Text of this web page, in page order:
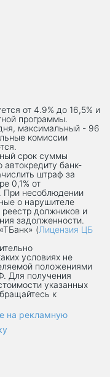
от 4.9% до 16,5% и
программы.
максимальный - 96
комиссии
срок суммы
банк-
штраф за
0,1% от
При несоблюдении
о нарушителе
должников и
задолженности.
(Лицензия ЦБ
условиях не
положениями
Для получения
указанных
к
на рекламную